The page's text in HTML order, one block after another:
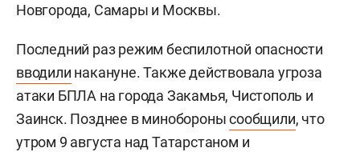
Новгорода, Самары и Москвы.
Последний раз режим беспилотной опасности
вводили накануне. Также действовала угроза
атаки БПЛА на города Закамья, Чистополь и
Заинск. Позднее в миноборонысообщили, что
утром 9 августа над Татарстаном и